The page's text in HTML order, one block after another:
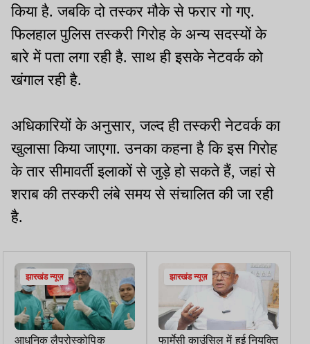
किया है. जबकि दो तस्कर मौके से फरार गो गए.
फिलहाल पुलिस तस्करी गिरोह के अन्य सदस्यों के
बारे में पता लगा रही है. साथ ही इसके नेटवर्क को
खंगाल रही है.
अधिकारियों के अनुसार, जल्द ही तस्करी नेटवर्क का
खुलासा किया जाएगा. उनका कहना है कि इस गिरोह
के तार सीमावर्ती इलाकों से जुड़े हो सकते हैं, जहां से
शराब की तस्करी लंबे समय से संचालित की जा रही
है.
झारखंड न्यूज़
आधुनिक लैप्रोस्कोपिक
झारखंड न्यूज़
फार्मेसी काउंसिल में हुई नियुक्ति